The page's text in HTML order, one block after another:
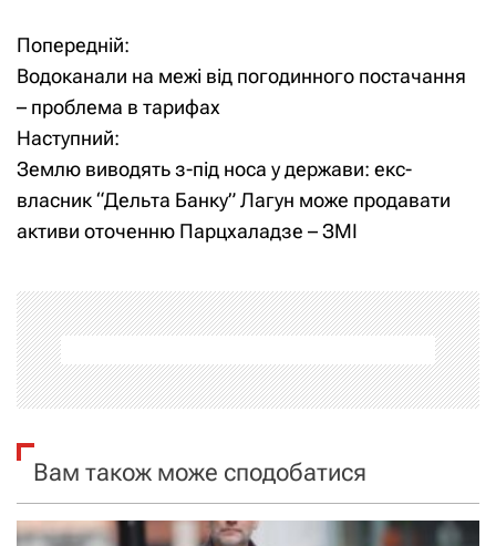
Н
а
в
і
г
а
ц
і
а
Попередній:
Водоканали на межі від погодинного постачання
– проблема в тарифах
Наступний:
Землю виводять з-під носа у держави: екс-
власник “Дельта Банку” Лагун може продавати
активи оточенню Парцхаладзе – ЗМІ
Вам також може сподобатися